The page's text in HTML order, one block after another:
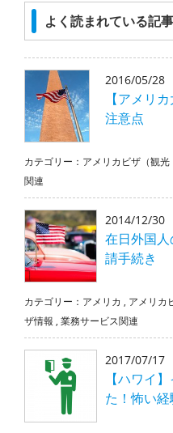
よく読まれている記事
2016/05/28
【アメリ
注意点
カテゴリー： アメリカビザ（観光
関連
2014/12/30
在日外国
請手続き
カテゴリー： アメリカ , アメリカ
ザ情報 , 業務サービス関連
2017/07/17
【ハワイ
た！怖い